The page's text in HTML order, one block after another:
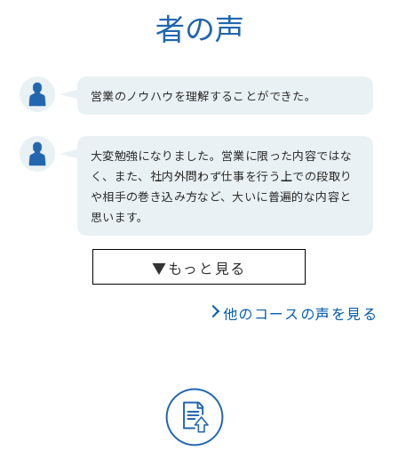
者の声
営業のノウハウを理解することができた。
大変勉強になりました。営業に限った内容ではな
く、また、社内外問わず仕事を行う上での段取り
や相手の巻き込み方など、大いに普遍的な内容と
思います。
▼もっと見る
他のコースの声を見る